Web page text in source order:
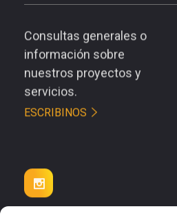
Consultas generales o
información sobre
nuestros proyectos y
servicios.
ESCRIBINOS